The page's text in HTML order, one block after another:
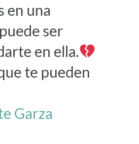
en una
ser
en ella.
te pueden
Garza